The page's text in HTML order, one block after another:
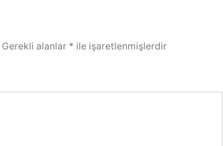
Gerekli alanlar * ile işaretlenmişlerdir